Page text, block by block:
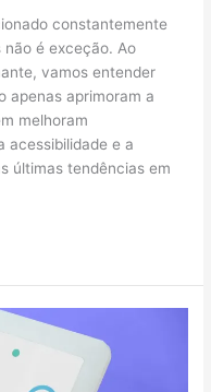
constantemente
é exceção. Ao
vamos entender
apenas aprimoram a
melhoram
acessibilidade e a
últimas tendências em